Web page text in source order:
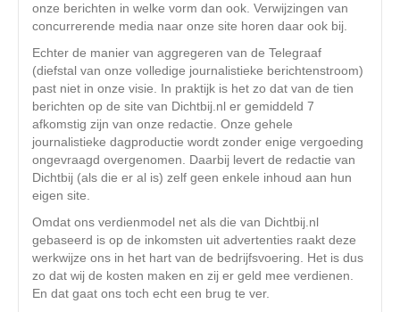
onze berichten in welke vorm dan ook. Verwijzingen van
concurrerende media naar onze site horen daar ook bij.
Echter de manier van aggregeren van de Telegraaf
(diefstal van onze volledige journalistieke berichtenstroom)
past niet in onze visie. In praktijk is het zo dat van de tien
berichten op de site van Dichtbij.nl er gemiddeld 7
afkomstig zijn van onze redactie. Onze gehele
journalistieke dagproductie wordt zonder enige vergoeding
ongevraagd overgenomen. Daarbij levert de redactie van
Dichtbij (als die er al is) zelf geen enkele inhoud aan hun
eigen site.
Omdat ons verdienmodel net als die van Dichtbij.nl
gebaseerd is op de inkomsten uit advertenties raakt deze
werkwijze ons in het hart van de bedrijfsvoering. Het is dus
zo dat wij de kosten maken en zij er geld mee verdienen.
En dat gaat ons toch echt een brug te ver.